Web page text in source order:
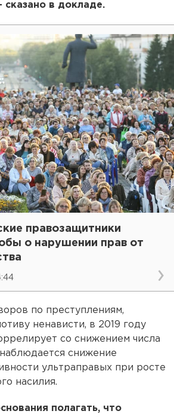
в докладе.
правозащитники
о нарушении прав от
по преступлениям,
ненависти, в 2019 году
со снижением числа
снижение
ультраправых при росте
насилия.
полагать, что